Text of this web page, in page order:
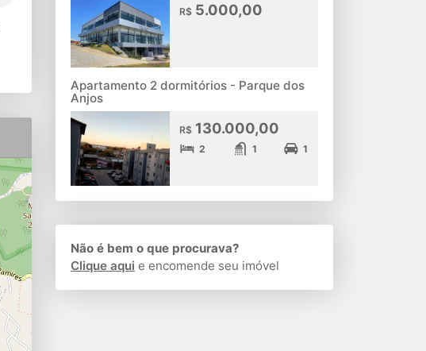
R$5.000,00
Apartamento 2 dormitórios - Parque dos
Anjos
R$130.000,00
2 1 1
Não é bem o que procurava?
Clique aqui e encomende seu imóvel